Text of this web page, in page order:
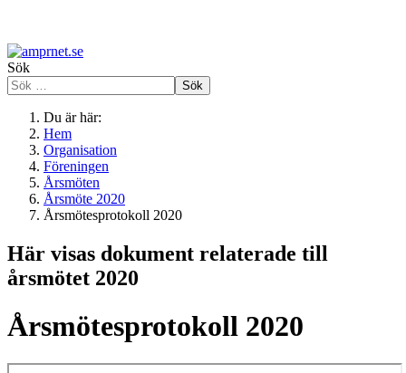
Sök
Sök
Du är här:
Hem
Organisation
Föreningen
Årsmöten
Årsmöte 2020
Årsmötesprotokoll 2020
Här visas dokument relaterade till
årsmötet 2020
Årsmötesprotokoll 2020